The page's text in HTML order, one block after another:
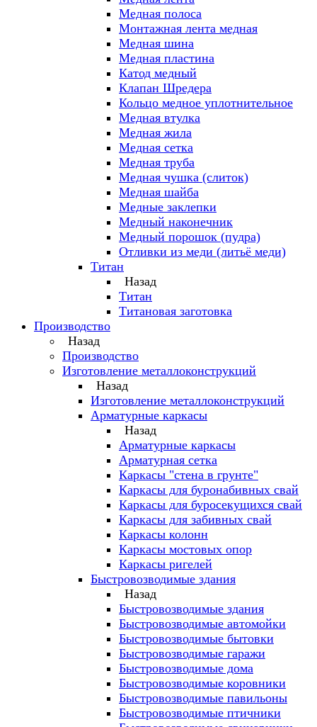
Медная полоса
Монтажная лента медная
Медная шина
Медная пластина
Катод медный
Клапан Шредера
Кольцо медное уплотнительное
Медная втулка
Медная жила
Медная сетка
Медная труба
Медная чушка (слиток)
Медная шайба
Медные заклепки
Медный наконечник
Медный порошок (пудра)
Отливки из меди (литьё меди)
Титан
Назад
Титан
Титановая заготовка
Производство
Назад
Производство
Изготовление металлоконструкций
Назад
Изготовление металлоконструкций
Арматурные каркасы
Назад
Арматурные каркасы
Арматурная сетка
Каркасы "стена в грунте"
Каркасы для буронабивных свай
Каркасы для буросекущихся свай
Каркасы для забивных свай
Каркасы колонн
Каркасы мостовых опор
Каркасы ригелей
Быстровозводимые здания
Назад
Быстровозводимые здания
Быстровозводимые автомойки
Быстровозводимые бытовки
Быстровозводимые гаражи
Быстровозводимые дома
Быстровозводимые коровники
Быстровозводимые павильоны
Быстровозводимые птичники